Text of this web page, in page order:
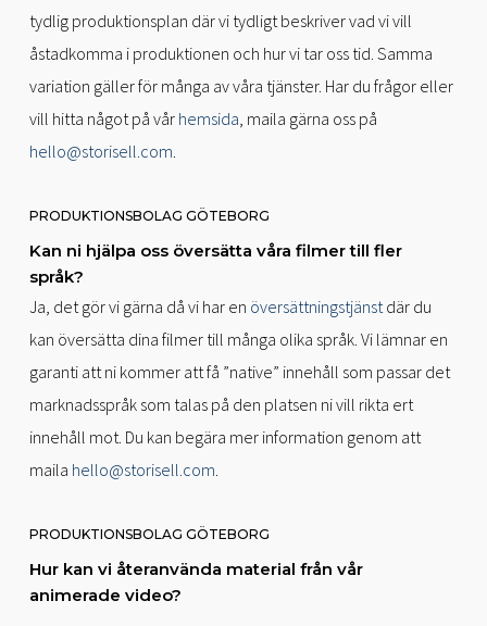
tydlig produktionsplan där vi tydligt beskriver vad vi vill
åstadkomma i produktionen och hur vi tar oss tid. Samma
variation gäller för många av våra tjänster. Har du frågor eller
vill hitta något på vår hemsida , maila gärna oss på
hello@storisell.com
PRODUKTIONSBOLAG GÖTEBORG
Kan ni hjälpa oss översätta våra filmer till fler
språk?
Ja, det gör vi gärna då vi har en översättningstjänstdär du
kan översätta dina filmer till många olika språk. Vi lämnar en
garanti att ni kommer att få ”native” innehåll som passar det
marknadsspråk som talas på den platsen ni vill rikta ert
innehåll mot. Du kan begära mer information genom att
maila hello@storisell.com
PRODUKTIONSBOLAG GÖTEBORG
Hur kan vi återanvända material från vår
animerade video?